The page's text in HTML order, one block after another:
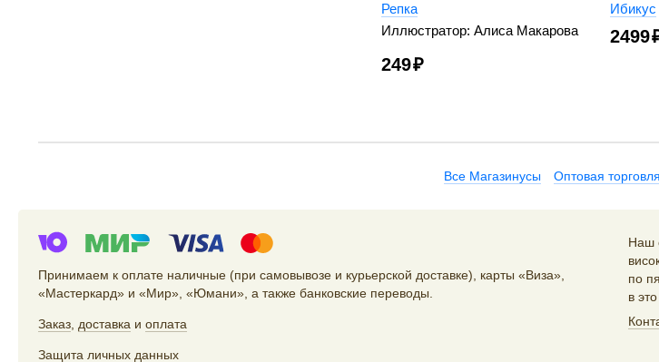
Репка
Иллюстратор: Алиса Макарова
249₽
Ибикус
2499
Все Магазинусы Оптовая торговля
Принимаем к оплате наличные (при самовывозе и курьерской доставке), карты «Виза»,
«Мастеркард» и «Мир», «Юмани», а также банковские переводы.
Заказ доставка и оплата
Защита личных данных
Наш
по
в